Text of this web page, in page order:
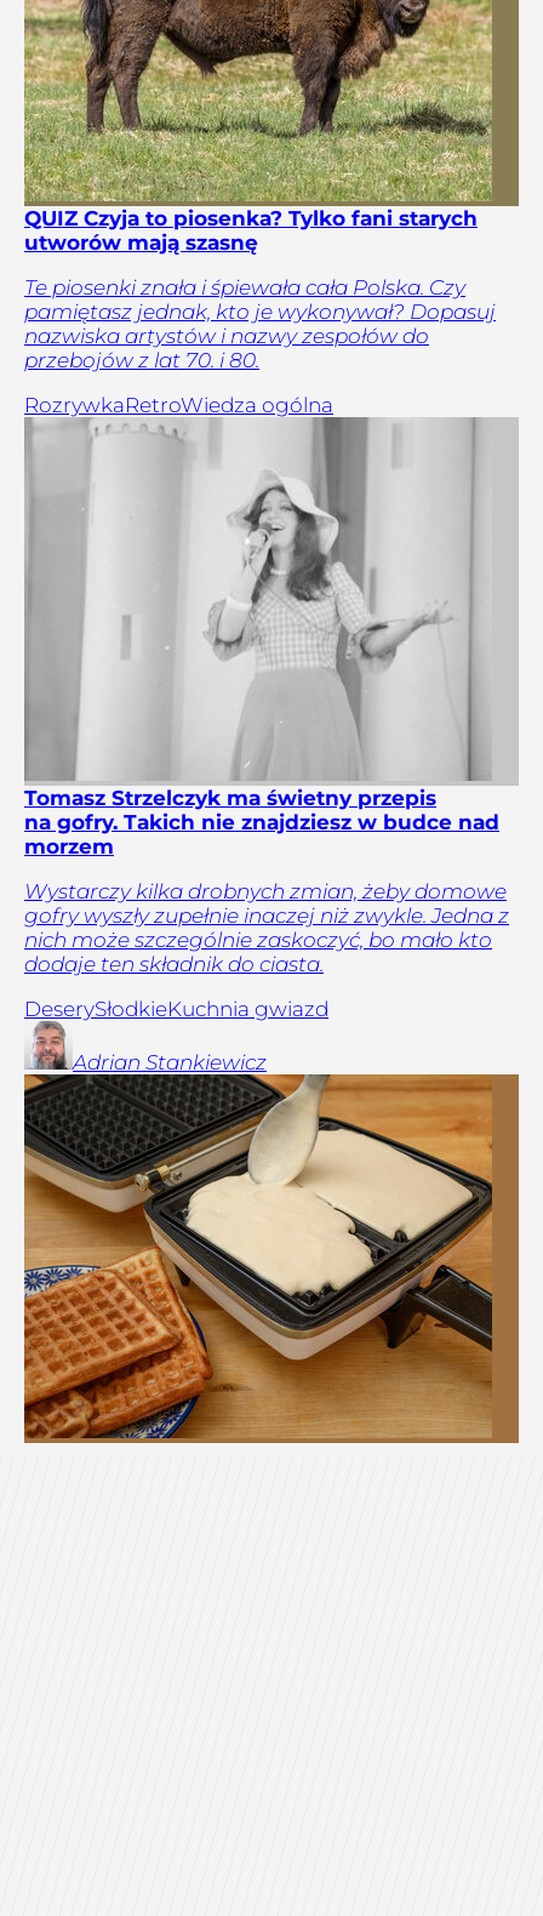
QUIZ Czyja to piosenka? Tylko fani starych
utworów mają szasnę
Te piosenki znała i śpiewała cała Polska. Czy
pamiętasz jednak, kto je wykonywał? Dopasuj
nazwiska artystów i nazwy zespołów do
przebojów z lat 70. i 80.
RozrywkaRetroWiedza ogólna
Tomasz Strzelczyk ma świetny przepis
na gofry. Takich nie znajdziesz w budce nad
morzem
Wystarczy kilka drobnych zmian, żeby domowe
gofry wyszły zupełnie inaczej niż zwykle. Jedna z
nich może szczególnie zaskoczyć, bo mało kto
dodaje ten składnik do ciasta.
DeserySłodkieKuchnia gwiazd
Adrian Stankiewicz